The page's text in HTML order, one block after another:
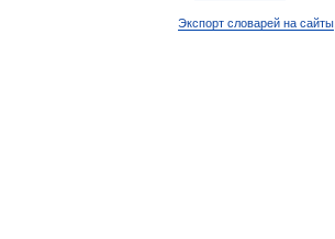
Экспорт словарей на сайты